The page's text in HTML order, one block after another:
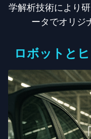
学解析技術により
ータでオリジ
ロボットと